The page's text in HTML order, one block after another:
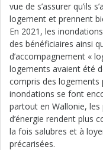
vue de s’assurer qu’ils
logement et prennent
En 2021, les
des bénéficiaires ainsi
d’accompagnement «
logements avaient été
compris des logements
inondations se font
partout en Wallonie,
d’énergie rendent plus
la fois salubres et à
précarisées.